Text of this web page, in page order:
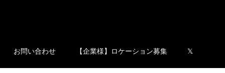
お問い合わせ 【企業様】ロケーション募集 𝕏